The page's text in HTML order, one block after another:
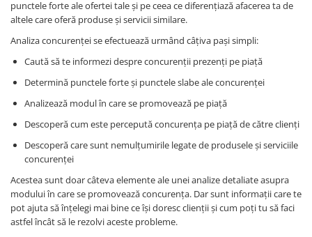
punctele forte ale ofertei tale și pe ceea ce diferențiază afacerea ta de
altele care oferă produse și servicii similare.
Analiza concurenței se efectuează urmând câțiva pași simpli:
Caută să te informezi despre concurenții prezenți pe piață
Determină punctele forte și punctele slabe ale concurenței
Analizează modul în care se promovează pe piață
Descoperă cum este percepută concurența pe piață de către clienți
Descoperă care sunt nemulțumirile legate de produsele și serviciile
concurenței
Acestea sunt doar câteva elemente ale unei analize detaliate asupra
modului în care se promovează concurența. Dar sunt informații care te
pot ajuta să înțelegi mai bine ce își doresc clienții și cum poți tu să faci
astfel încât să le rezolvi aceste probleme.